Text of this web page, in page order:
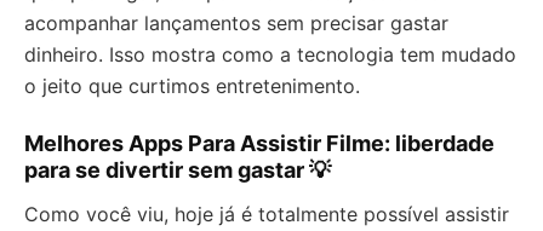
acompanhar lançamentos sem precisar gastar
dinheiro. Isso mostra como a tecnologia tem mudado
o jeito que curtimos entretenimento.
Melhores Apps Para Assistir Filme: liberdade
para se divertir sem gastar 💡
Como você viu, hoje já é totalmente possível assistir